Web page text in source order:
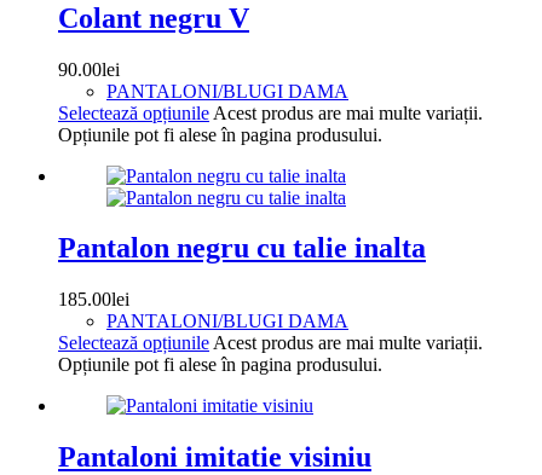
Colant negru V
90.00lei
PANTALONI/BLUGI DAMA
Selectează opțiunile Acest produs are mai multe variații.
Opțiunile pot fi alese în pagina produsului.
Pantalon negru cu talie inalta
185.00lei
PANTALONI/BLUGI DAMA
Selectează opțiunile Acest produs are mai multe variații.
Opțiunile pot fi alese în pagina produsului.
Pantaloni imitatie visiniu